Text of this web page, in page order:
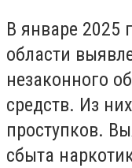
В январе 2025
области
незаконного
средств. Из
проступков.
сбыта